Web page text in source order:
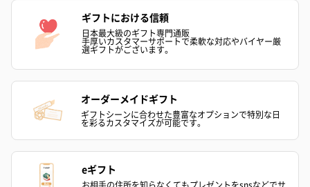
シーズンブーケ（ひま
わり）（1,880円）
ブーケ（ホワイトグリ
ーン）（1,650円）
（1,650円）
ドライフラワー・プリザーブドフラワー
ギフトにおける信頼
日本最大級のギフト専門通販
手厚いカスタマーサポートで柔軟な対応やバイヤー厳
選ギフトがございます。
オーダーメイドギフト
ギフトシーンに合わせた豊富なオプションで特別な日
を彩るカスタマイズが可能です。
eギフト
お相手の住所を知らなくてもプレゼントをsnsなどでサ